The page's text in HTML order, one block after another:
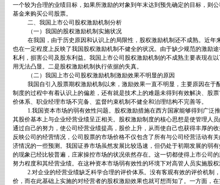
一个较为合理的业绩目标，如果所激励的对象到年末达到预先确定的目标，则
基金来购买公司股票。
二、我国上市公司股权激励机制分析
（一）我国的股权激励机制实施状况
在我国，由于历史原因和认识上的局限性，股权激励机制还不成熟。近
也在一定程度上反映了我国股权激励机制不健全的状况。由于缺少规范的激励
私利，损害公司及股东利益。我国上市公司股权激励机制的不成熟主要表现在
用无法凸显。二是股权激励机制执行依据的失真。
（二）我国上市公司股权激励机制激励效果不明显的原因
我国自引入股票期权激励机制以来，激励效果一直不明显，主要原因在
制度的过程中有着认识上的偏差，还有就是技术上的难题未得到有效解决、股
价体系、职业经理市场不完备、监督约束机制不健全和治理结构不完善等。
1.我国资本市场的弱有效性问题。股权激励措施在西方国家能够得到广泛
其股价基本上与企业经营业绩呈正相关。股权激励制度的核心思想是使管理人
通过自己的努力，使公司经营业绩提高，股价上升，从而使自己也获得丰厚的
反映公司的经营情况，公司股票的市场价格不仅包含了所有与公司经营活动有
济情况的一些预测。我国证券市场虽然发展比较迅速，但仍处于初期发展的弱
的现象已经比较普遍，庄家操控市场的状况依然存在。这一切都使得上市公司
努力程度和其经营业绩。在这种资本市场弱有效性的环境下对高管人员实施股
2.对企业的经营业绩缺乏科学合理的评价体系。没有客观有效的评价机制
价，而在此基础上实施的对经营者的股权激励效果也就可想而知了。一方面，